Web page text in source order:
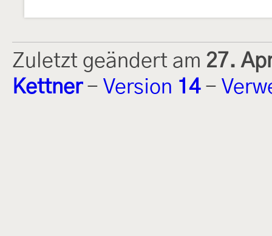
Zuletzt geändert am 27.
Kettner- Version 14-